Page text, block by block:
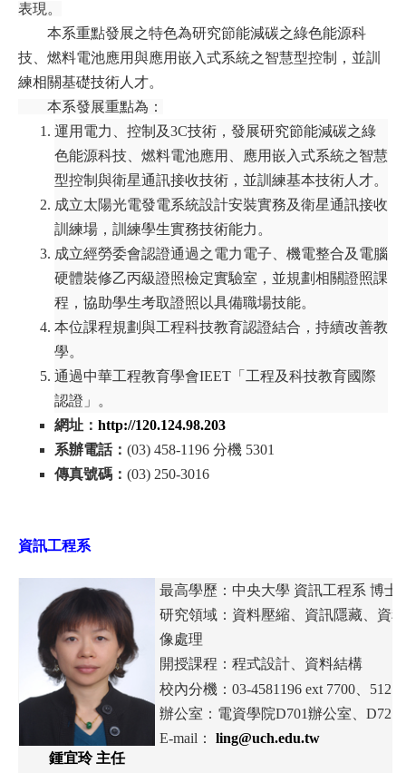
表現。
本系重點發展之特色為研究節能減碳之綠色能源科
技、燃料電池應用與應用嵌入式系統之智慧型控制，並訓
練相關基礎技術人才。
本系發展重點為：
運用電力、控制及3C技術，發展研究節能減碳之綠
色能源科技、燃料電池應用、應用嵌入式系統之智慧
型控制與衛星通訊接收技術，並訓練基本技術人才。
成立太陽光電發電系統設計安裝實務及衛星通訊接收
訓練場，訓練學生實務技術能力。
成立經勞委會認證通過之電力電子、機電整合及電腦
硬體裝修乙丙級證照檢定實驗室，並規劃相關證照課
程，協助學生考取證照以具備職場技能。
本位課程規劃與工程科技教育認證結合，持續改善教
學。
通過中華工程教育學會IEET「工程及科技教育國際
認證」。
網址： http://120.124.98.203
系辦電話： (03) 458-1196 分機 5301
傳真號碼： (03) 250-3016
資訊工程系
鍾宜玲 主任
最高學歷：中央大學 資訊工程系 博士
研究領域：資料壓縮、資訊隱藏、資
像處理
開授課程：程式設計、資料結構
校內分機：03-4581196 ext 7700、5127
辦公室：電資學院D701辦公室、D721
E-mail： ling@uch.edu.tw